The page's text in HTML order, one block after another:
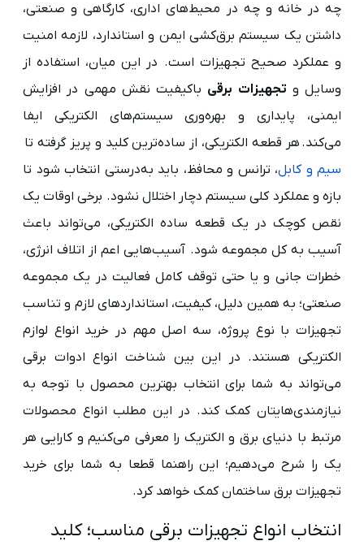
چه در خانه و چه در محیط‌های اداری، کارگاهی و صنعتی،
داشتن یک سیستم برق‌کشی ایمن و استاندارد، لازمه امنیت
و عملکرد صحیح تجهیزات است. در این میان، استفاده از
وسایل و تجهیزات برقی باکیفیت نقش مهمی در افزایش
ایمنی، پایداری و بهره‌وری سیستم‌های الکتریکی ایفا
می‌کند. هر قطعه‌ الکتریکی، از ساده‌ترین کلید و پریز گرفته تا
سیم و کابل، ترانس و محافظ، باید به‌درستی انتخاب شود تا
بازه و عملکرد کلی سیستم دچار اختلال نشود. برخی اوقات یک
نقص کوچک در یک قطعه ساده الکتریکی، می‌تواند باعث
آسیب به کل مجموعه شود. آسیب‌هایی اعم از اتلاف انرژی،
خطرات جانی و یا حتی توقف کامل فعالیت در یک مجموعه
صنعتی؛ به همین دلیل، کیفیت، استانداردهای لازم و تناسب
تجهیزات با نوع پروژه، سه اصل مهم در خرید انواع لوازم
الکتریکی هستند. در این بین شناخت انواع ادوات برقی
می‌تواند به شما برای انتخاب بهترین محصول با توجه به
نیازمندی‌هایتان کمک کند. در این مطلب انواع محصولات
مرتبط با دنیای برق و الکتریک را معرفی می‌کنیم و کارایی هر
یک را شرح می‌دهیم؛ این راهنما قطعا به شما برای خرید
تجهیزات برق ساختمان کمک خواهد کرد.
انتخاب انواع تجهیزات برقی مناسب؛ کلید